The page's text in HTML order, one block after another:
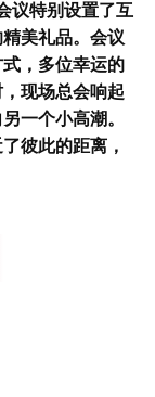
议特别设置了互
美礼品。会议
，多位幸运的
现场总会响起
一个小高潮。
彼此的距离，